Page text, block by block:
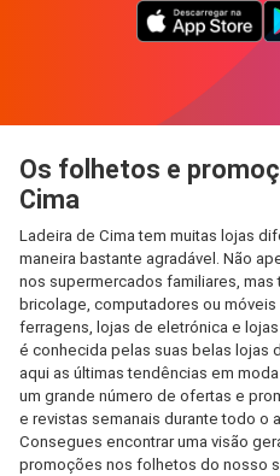
Os folhetos e
Cima
Ladeira de Cima tem muitas lojas
maneira bastante agradável. Não
nos supermercados familiares,
bricolage, computadores ou
ferragens, lojas de eletrónica e
é conhecida pelas suas belas lojas
aqui as últimas tendências em
um grande número de ofertas e
e revistas semanais durante todo o
Consegues encontrar uma visão
promoções nos folhetos do nosso